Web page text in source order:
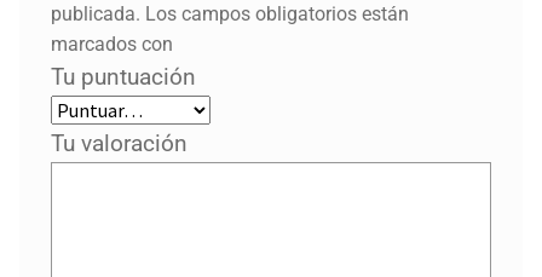
publicada. Los campos obligatorios están
marcados con
Tu puntuación
Tu valoración